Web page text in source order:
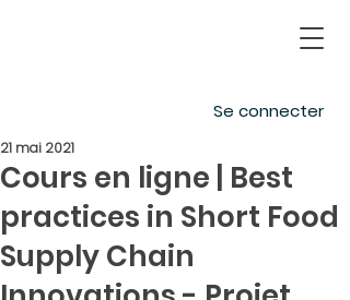
Se connecter
Cours en ligne | Best
practices in Short Food
Supply Chain
21 mai 2021